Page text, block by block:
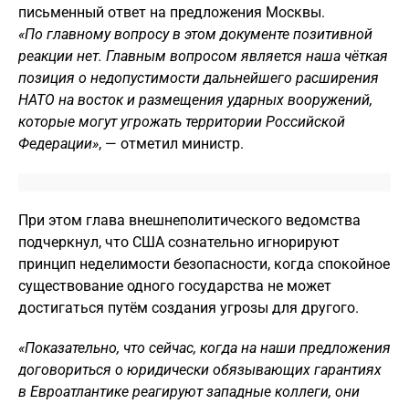
письменный ответ на предложения Москвы.
«По главному вопросу в этом документе позитивной
реакции нет. Главным вопросом является наша чёткая
позиция о недопустимости дальнейшего расширения
НАТО на восток и размещения ударных вооружений,
которые могут угрожать территории Российской
Федерации», — отметил министр.
При этом глава внешнеполитического ведомства
подчеркнул, что США сознательно игнорируют
принцип неделимости безопасности, когда спокойное
существование одного государства не может
достигаться путём создания угрозы для другого.
«Показательно, что сейчас, когда на наши предложения
договориться о юридически обязывающих гарантиях
в Евроатлантике реагируют западные коллеги, они